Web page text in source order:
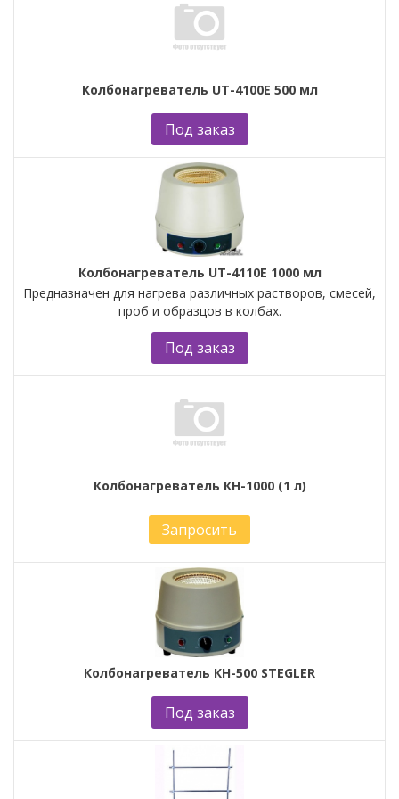
Колбонагреватель UT-4100E 500 мл
Под заказ
Колбонагреватель UT-4110E 1000 мл
Предназначен для нагрева различных растворов, смесей,
проб и образцов в колбах.
Под заказ
Колбонагреватель КН-1000 (1 л)
Запросить
Колбонагреватель КН-500 STEGLER
Под заказ